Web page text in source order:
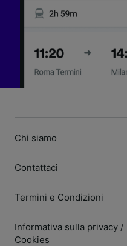
Chi siamo
Contattaci
Termini e Condizioni
Informativa sulla privacy /
Cookies